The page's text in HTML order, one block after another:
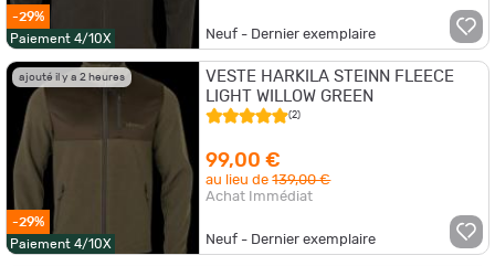
-29%
Paiement 4/10X
Neuf - Dernier exemplaire
ajouté il y a 2 heures
-29%
Paiement 4/10X
VESTE HARKILA STEINN FLEECE
LIGHT WILLOW GREEN
(2)
99,00 €
au lieu de139,00 €
Achat Immédiat
Neuf - Dernier exemplaire